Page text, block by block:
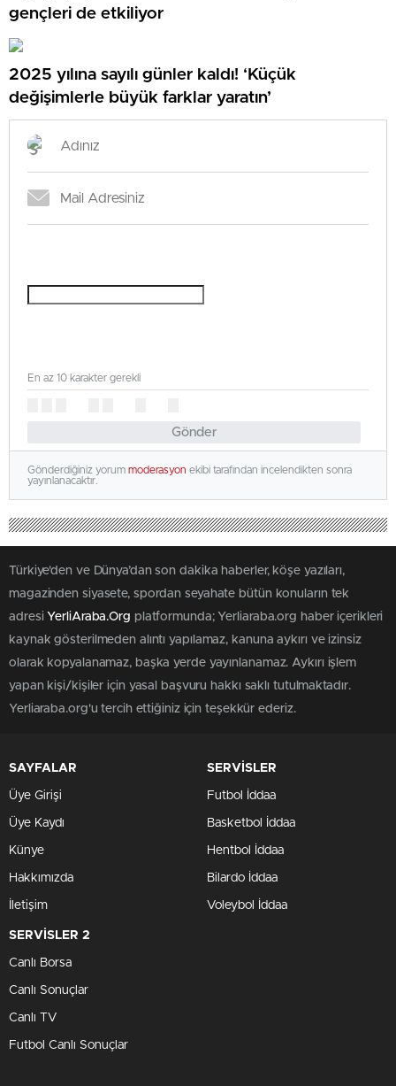
gençleri de etkiliyor
2025 yılına sayılı günler kaldı! ‘Küçük
değişimlerle büyük farklar yaratın’
Gönder
En az 10 karakter gerekli
Gönderdiğiniz yorum moderasyon ekibi tarafından incelendikten sonra
yayınlanacaktır.
Türkiye'den ve Dünya’dan son dakika haberler, köşe yazıları,
magazinden siyasete, spordan seyahate bütün konuların tek
adresi YerliAraba.Org platformunda; Yerliaraba.org haber içerikleri
kaynak gösterilmeden alıntı yapılamaz, kanuna aykırı ve izinsiz
olarak kopyalanamaz, başka yerde yayınlanamaz. Aykırı işlem
yapan kişi/kişiler için yasal başvuru hakkı saklı tutulmaktadır.
Yerliaraba.org'u tercih ettiğiniz için teşekkür ederiz.
SAYFALAR
Üye Girişi
Üye Kaydı
Künye
Hakkımızda
İletişim
SERVİSLER
Futbol İddaa
Basketbol İddaa
Hentbol İddaa
Bilardo İddaa
Voleybol İddaa
SERVİSLER 2
Canlı Borsa
Canlı Sonuçlar
Canlı TV
Futbol Canlı Sonuçlar